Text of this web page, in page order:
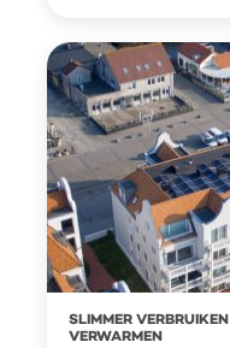
SLIMMER VERBRUIKEN
VERWARMEN